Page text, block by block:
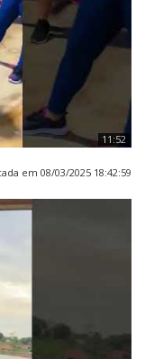
11:52
em 08/03/2025 18:42:59